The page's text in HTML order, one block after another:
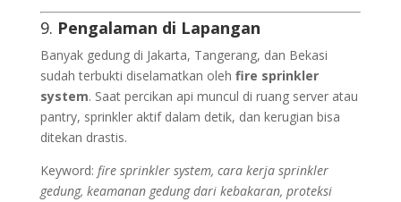
9. Pengalaman di Lapangan
Banyak gedung di Jakarta, Tangerang, dan Bekasi
sudah terbukti diselamatkan oleh fire sprinkler
system. Saat percikan api muncul di ruang server atau
pantry, sprinkler aktif dalam detik, dan kerugian bisa
ditekan drastis.
Keyword: fire sprinkler system, cara kerja sprinkler
gedung, keamanan gedung dari kebakaran, proteksi